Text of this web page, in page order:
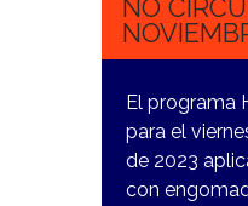
NO
El programa
para el
de 2023
con